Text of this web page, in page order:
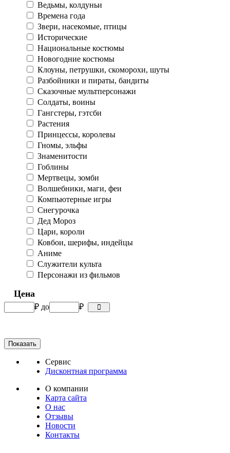
Ведьмы, колдуньи
Времена года
Звери, насекомые, птицы
Исторические
Национальные костюмы
Новогодние костюмы
Клоуны, петрушки, скоморохи, шуты
Разбойники и пираты, бандиты
Сказочные мультперсонажи
Солдаты, воины
Гангстеры, гэтсби
Растения
Принцессы, королевы
Гномы, эльфы
Знаменитости
Гоблины
Мертвецы, зомби
Волшебники, маги, феи
Компьютерные игры
Снегурочка
Дед Мороз
Цари, короли
Ковбои, шерифы, индейцы
Аниме
Служители культа
Персонажи из фильмов
Цена
₽ до ₽
Сервис
Дисконтная программа
О компании
Карта сайта
О нас
Отзывы
Новости
Контакты